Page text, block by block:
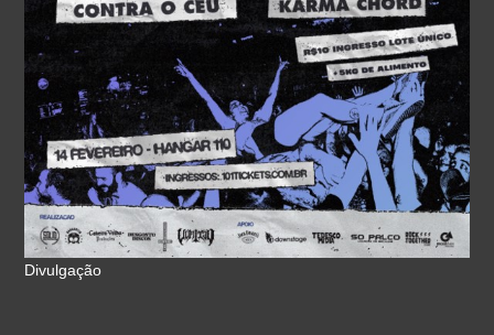
Divulgação